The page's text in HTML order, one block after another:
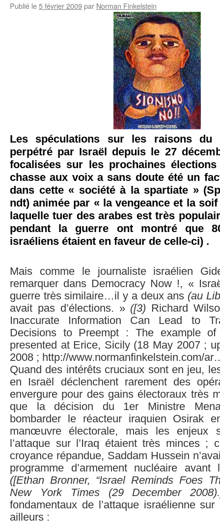
Publié le5 février 2009par Norman Finkelstein
Les spéculations sur les raisons du
perpétré par Israël depuis le 27
focalisées sur les prochaines
chasse aux voix a sans doute été un
dans cette « société à la spartiate »
ndt) animée par « la vengeance et la
laquelle tuer des arabes est très
pendant la guerre ont montré que
israéliens étaient en faveur de celle-ci) .
Mais comme le journaliste israélien
remarquer dans Democracy Now !, «
guerre très similaire…il y a deux ans (au
avait pas d’élections. » ([3) Richard
Inaccurate Information Can Lead to
Decisions to Preempt : The example of
presented at Erice, Sicily (18 May 2007 ;
2008 ; http://www.normanfinkelstein.com/
Quand des intérêts cruciaux sont en jeu,
en Israël déclenchent rarement des
envergure pour des gains électoraux très
que la décision du 1er Ministre
bombarder le réacteur iraquien Osirak
manœuvre électorale, mais les enjeux
l’attaque sur l’Iraq étaient très minces ;
croyance répandue, Saddam Hussein
programme d’armement nucléaire avant
([Ethan Bronner, “Israel Reminds Foes
New York Times (29 December
fondamentaux de l’attaque israélienne
ailleurs :